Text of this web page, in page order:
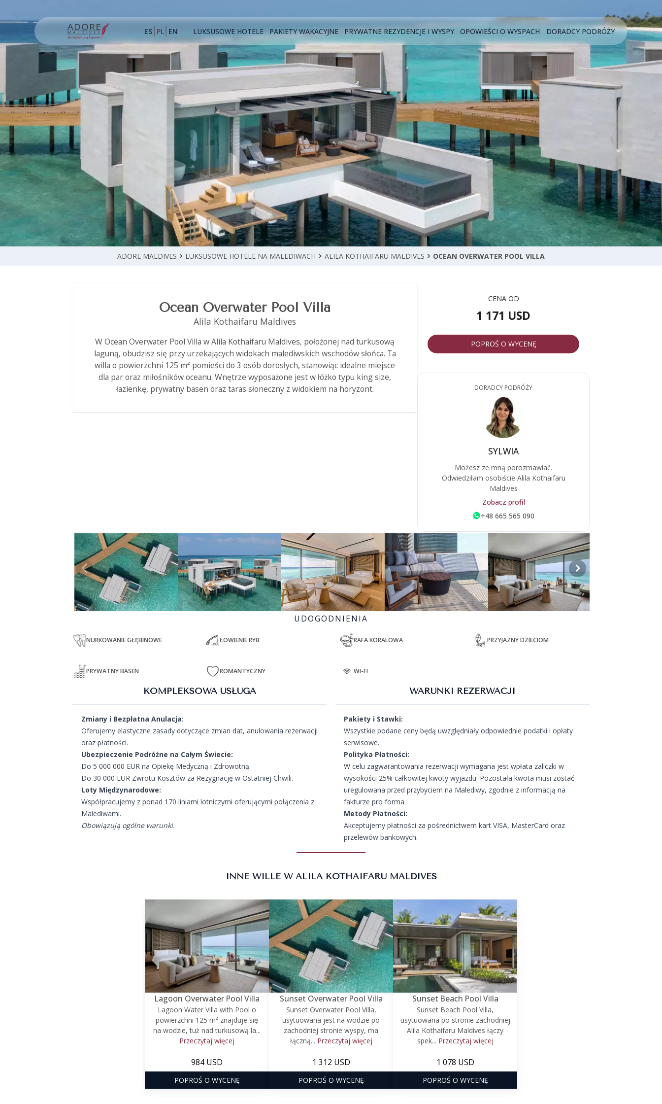
ES PL EN LUKSUSOWE HOTELE PAKIETY WAKACYJNE PRYWATNE REZYDENCJE I WYSPY OPOWIEŚCI O WYSPACH DORADCY PODRÓŻY
ADORE MALDIVES LUKSUSOWE HOTELE NA MALEDIWACH ALILA KOTHAIFARU MALDIVES OCEAN OVERWATER POOL VILLA
Ocean Overwater Pool Villa
Alila Kothaifaru Maldives
W Ocean Overwater Pool Villa w Alila Kothaifaru Maldives, położonej nad turkusową
laguną, obudzisz się przy urzekających widokach malediwskich wschodów słońca. Ta
willa o powierzchni 125 m² pomieści do 3 osób dorosłych, stanowiąc idealne miejsce
dla par oraz miłośników oceanu. Wnętrze wyposażone jest w łóżko typu king size,
łazienkę, prywatny basen oraz taras słoneczny z widokiem na horyzont.
CENA OD
1 171 USD
POPROŚ O WYCENĘ
DORADCY PODRÓŻY
SYLWIA
Możesz ze mną porozmawiać.
Odwiedziłam osobiście Alila Kothaifaru
Maldives
Zobacz profil
+48 665 565 090
UDOGODNIENIA
NURKOWANIE GŁĘBINOWE ŁOWIENIE RYB RAFA KORALOWA PRZYJAZNY DZIECIOM
PRYWATNY BASEN ROMANTYCZNY WI-FI
KOMPLEKSOWA USŁUGA
Zmiany i Bezpłatna Anulacja:
Oferujemy elastyczne zasady dotyczące zmian dat, anulowania rezerwacji
oraz płatności.
Ubezpieczenie Podróżne na Całym Świecie:
Do 5 000 000 EUR na Opiekę Medyczną i Zdrowotną.
Do 30 000 EUR Zwrotu Kosztów za Rezygnację w Ostatniej Chwili.
Loty Międzynarodowe:
Współpracujemy z ponad 170 liniami lotniczymi oferującymi połączenia z
Malediwami.
Obowiązują ogólne warunki.
WARUNKI REZERWACJI
Pakiety i Stawki:
Wszystkie podane ceny będą uwzględniały odpowiednie podatki i opłaty
serwisowe.
Polityka Płatności:
W celu zagwarantowania rezerwacji wymagana jest wpłata zaliczki w
wysokości 25% całkowitej kwoty wyjazdu. Pozostała kwota musi zostać
uregulowana przed przybyciem na Malediwy, zgodnie z informacją na
fakturze pro forma.
Metody Płatności:
Akceptujemy płatności za pośrednictwem kart VISA, MasterCard oraz
przelewów bankowych.
INNE WILLE W ALILA KOTHAIFARU MALDIVES
Lagoon Overwater Pool Villa
Lagoon Water Villa with Pool o
powierzchni 125 m² znajduje się
na wodzie, tuż nad turkusową la...
Przeczytaj więcej
984 USD
POPROŚ O WYCENĘ
Sunset Overwater Pool Villa
Sunset Overwater Pool Villa,
usytuowana jest na wodzie po
zachodniej stronie wyspy, ma
łączną... Przeczytaj więcej
1 312 USD
POPROŚ O WYCENĘ
Sunset Beach Pool Villa
Sunset Beach Pool Villa,
usytuowana po stronie zachodniej
Alila Kothaifaru Maldives łączy
spek... Przeczytaj więcej
1 078 USD
POPROŚ O WYCENĘ